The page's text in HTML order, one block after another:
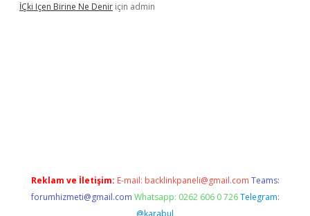
İÇki Içen Birine Ne Denir için admin
Reklam ve İletişim: E-mail: backlinkpaneli@gmail.com Teams:
forumhizmeti@gmail.com Whatsapp: 0262 606 0 726 Telegram:
@karabul